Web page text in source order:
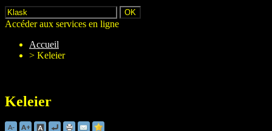
Accéder aux services en ligne
Accueil
> Keleier
Keleier